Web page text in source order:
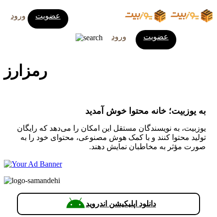
ورود عضویت
ورود عضویت
رمزارز
به یوزبیت؛ خانه محتوا خوش آمدید
یوزبیت، به نویسندگان مستقل این امکان را می‌دهد که رایگان
تولید محتوا کنند و با کمک هوش مصنوعی، محتوای خود را به
صورت مؤثر به مخاطبان نمایش دهند.
دانلود اپلیکیشن اندروید